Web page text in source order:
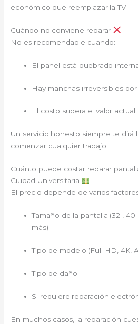
económico que reemplazar la TV.
Cuándo no conviene reparar
No es recomendable cuando:
El panel está quebrado
Hay manchas irreversibles
El costo supera el valor
Un servicio honesto siempre te dirá
comenzar cualquier trabajo.
Cuánto puede costar reparar
Ciudad Universitaria
El precio depende de varios
Tamaño de la pantalla (32″, 40″,
más)
Tipo de modelo (Full HD, 4K,
Tipo de daño
Si requiere reparación
En muchos casos, la reparación